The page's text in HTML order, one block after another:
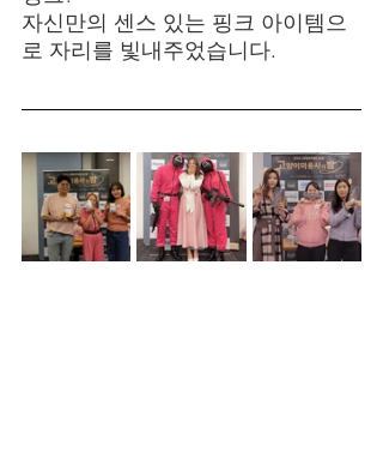
자신만의 센스 있는 핑크 아이템으
로 자리를 빛내주었습니다.